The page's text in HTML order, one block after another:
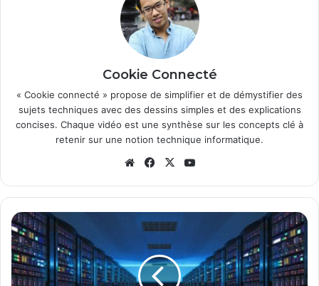
Cookie Connecté
« Cookie connecté » propose de simplifier et de démystifier des
sujets techniques avec des dessins simples et des explications
concises. Chaque vidéo est une synthèse sur les concepts clé à
retenir sur une notion technique informatique.
We
te
Fa
bo
ok
X
ub
e
W
h
a
t
'